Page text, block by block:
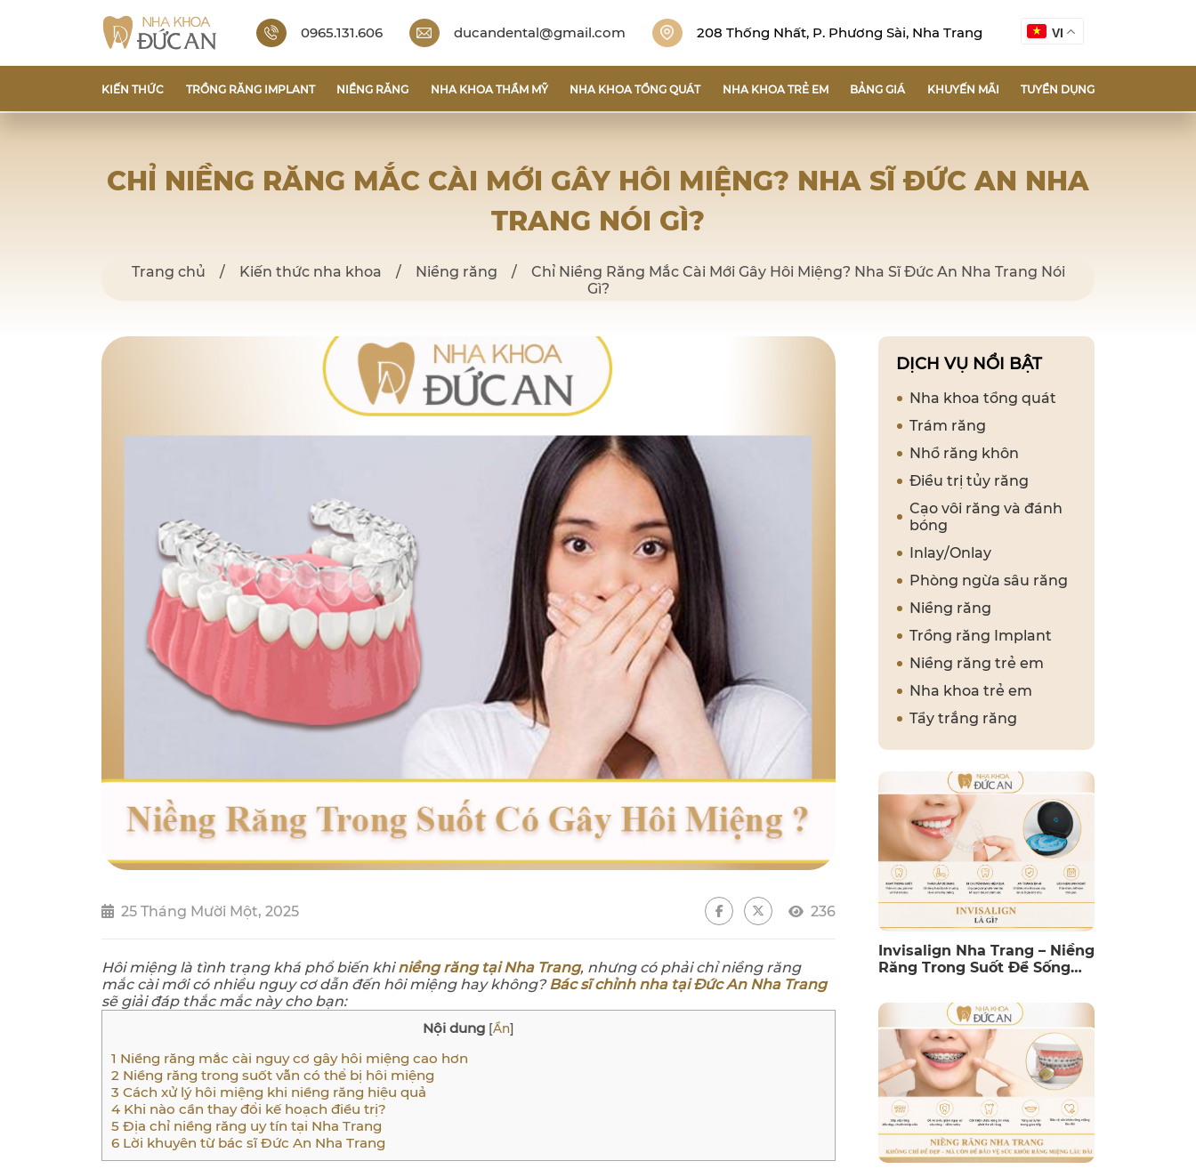
0965.131.606 ducandental@gmail.com 208 Thống Nhất, P. Phương Sài, Nha Trang VI
KIẾN THỨC TRỒNG RĂNG IMPLANT NIỀNG RĂNG NHA KHOA THẨM MỸ NHA KHOA TỔNG QUÁT NHA KHOA TRẺ EM BẢNG GIÁ KHUYẾN MÃI TUYỂN DỤNG
CHỈ NIỀNG RĂNG MẮC CÀI MỚI GÂY HÔI MIỆNG? NHA SĨ ĐỨC AN NHA
TRANG NÓI GÌ?
Trang chủ / Kiến thức nha khoa / Niềng răng /
Chỉ Niềng Răng Mắc Cài Mới Gây Hôi Miệng? Nha Sĩ Đức An Nha Trang Nói
Gì?
25 Tháng Mười Một, 2025 236
Hôi miệng là tình trạng khá phổ biến khiniềng răng tại Nha Trang, nhưng có phải chỉ niềng răng
mắc cài mới có nhiều nguy cơ dẫn đến hôi miệng hay không?Bác sĩ chỉnh nha tại Đức An Nha Trang
sẽ giải đáp thắc mắc này cho bạn:
Nội dung [Ẩn]
1 Niềng răng mắc cài nguy cơ gây hôi miệng cao hơn
2 Niềng răng trong suốt vẫn có thể bị hôi miệng
3 Cách xử lý hôi miệng khi niềng răng hiệu quả
4 Khi nào cần thay đổi kế hoạch điều trị?
5 Địa chỉ niềng răng uy tín tại Nha Trang
6 Lời khuyên từ bác sĩ Đức An Nha Trang
DỊCH VỤ NỔI BẬT
Nha khoa tổng quát
Trám răng
Nhổ răng khôn
Điều trị tủy răng
Cạo vôi răng và đánh
bóng
Inlay/Onlay
Phòng ngừa sâu răng
Niềng răng
Trồng răng Implant
Niềng răng trẻ em
Nha khoa trẻ em
Tẩy trắng răng
Invisalign Nha Trang – Niềng
Răng Trong Suốt Để Sống